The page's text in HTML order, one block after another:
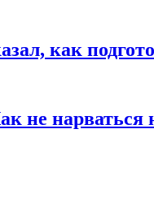
как
не